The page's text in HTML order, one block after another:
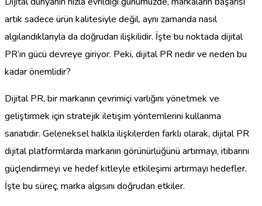
artık sadece ürün kalitesiyle değil, aynı zamanda nasıl
algılandıklarıyla da doğrudan ilişkilidir. İşte bu noktada dijital
PR’ın gücü devreye giriyor. Peki, dijital PR nedir ve neden bu
kadar önemlidir?
Dijital PR, bir markanın çevrimiçi varlığını yönetmek ve
geliştirmek için stratejik iletişim yöntemlerini kullanma
sanatıdır. Geleneksel halkla ilişkilerden farklı olarak, dijital PR
dijital platformlarda markanın görünürlüğünü artırmayı, itibarını
güçlendirmeyi ve hedef kitleyle etkileşimi artırmayı hedefler.
İşte bu süreç, marka algısını doğrudan etkiler.